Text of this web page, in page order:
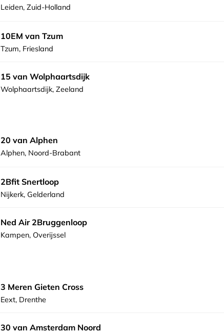
Leiden, Zuid-Holland
10EM van Tzum
Tzum, Friesland
15 van Wolphaartsdijk
Wolphaartsdijk, Zeeland
20 van Alphen
Alphen, Noord-Brabant
2Bfit Snertloop
Nijkerk, Gelderland
Ned Air 2Bruggenloop
Kampen, Overijssel
3 Meren Gieten Cross
Eext, Drenthe
30 van Amsterdam Noord